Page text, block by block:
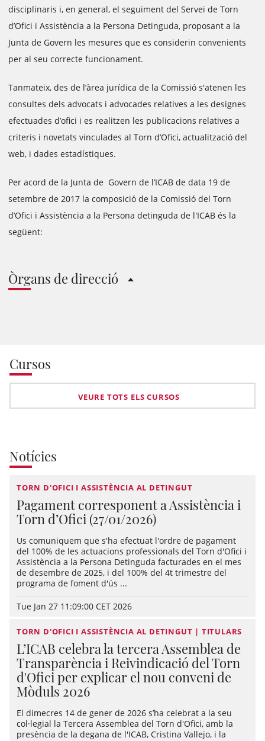
disciplinaris i, en general, el seguiment del Servei de Torn
d’Ofici i Assistència a la Persona Detinguda, proposant a la
Junta de Govern les mesures que es considerin convenients
per al seu correcte funcionament.
Tanmateix, des de l’àrea jurídica de la Comissió s'atenen les
consultes dels advocats i advocades relatives a les designes
efectuades d’ofici i es realitzen les publicacions relatives a
criteris i novetats vinculades al Torn d’Ofici, actualització del
web, i dades estadístiques.
Per acord de la Junta de Govern de l’ICAB de data 19 de
setembre de 2017 la composició de la Comissió del Torn
d’Ofici i Assistència a la Persona detinguda de l'ICAB és la
següent:
Òrgans de direcció
Cursos
VEURE TOTS ELS CURSOS
Notícies
TORN D'OFICI I ASSISTÈNCIA AL DETINGUT
Pagament corresponent a Assistència i
Torn d’Ofici (27/01/2026)
Us comuniquem que s'ha efectuat l'ordre de pagament
del 100% de les actuacions professionals del Torn d'Ofici i
Assistència a la Persona Detinguda facturades en el mes
de desembre de 2025, i del 100% del 4t trimestre del
programa de foment d'ús ...
Tue Jan 27 11:09:00 CET 2026
TORN D'OFICI I ASSISTÈNCIA AL DETINGUT | TITULARS
L’ICAB celebra la tercera Assemblea de
Transparència i Reivindicació del Torn
d'Ofici per explicar el nou conveni de
Mòduls 2026
El dimecres 14 de gener de 2026 s’ha celebrat a la seu
col·legial la Tercera Assemblea del Torn d'Ofici, amb la
presència de la degana de l'ICAB, Cristina Vallejo, i la